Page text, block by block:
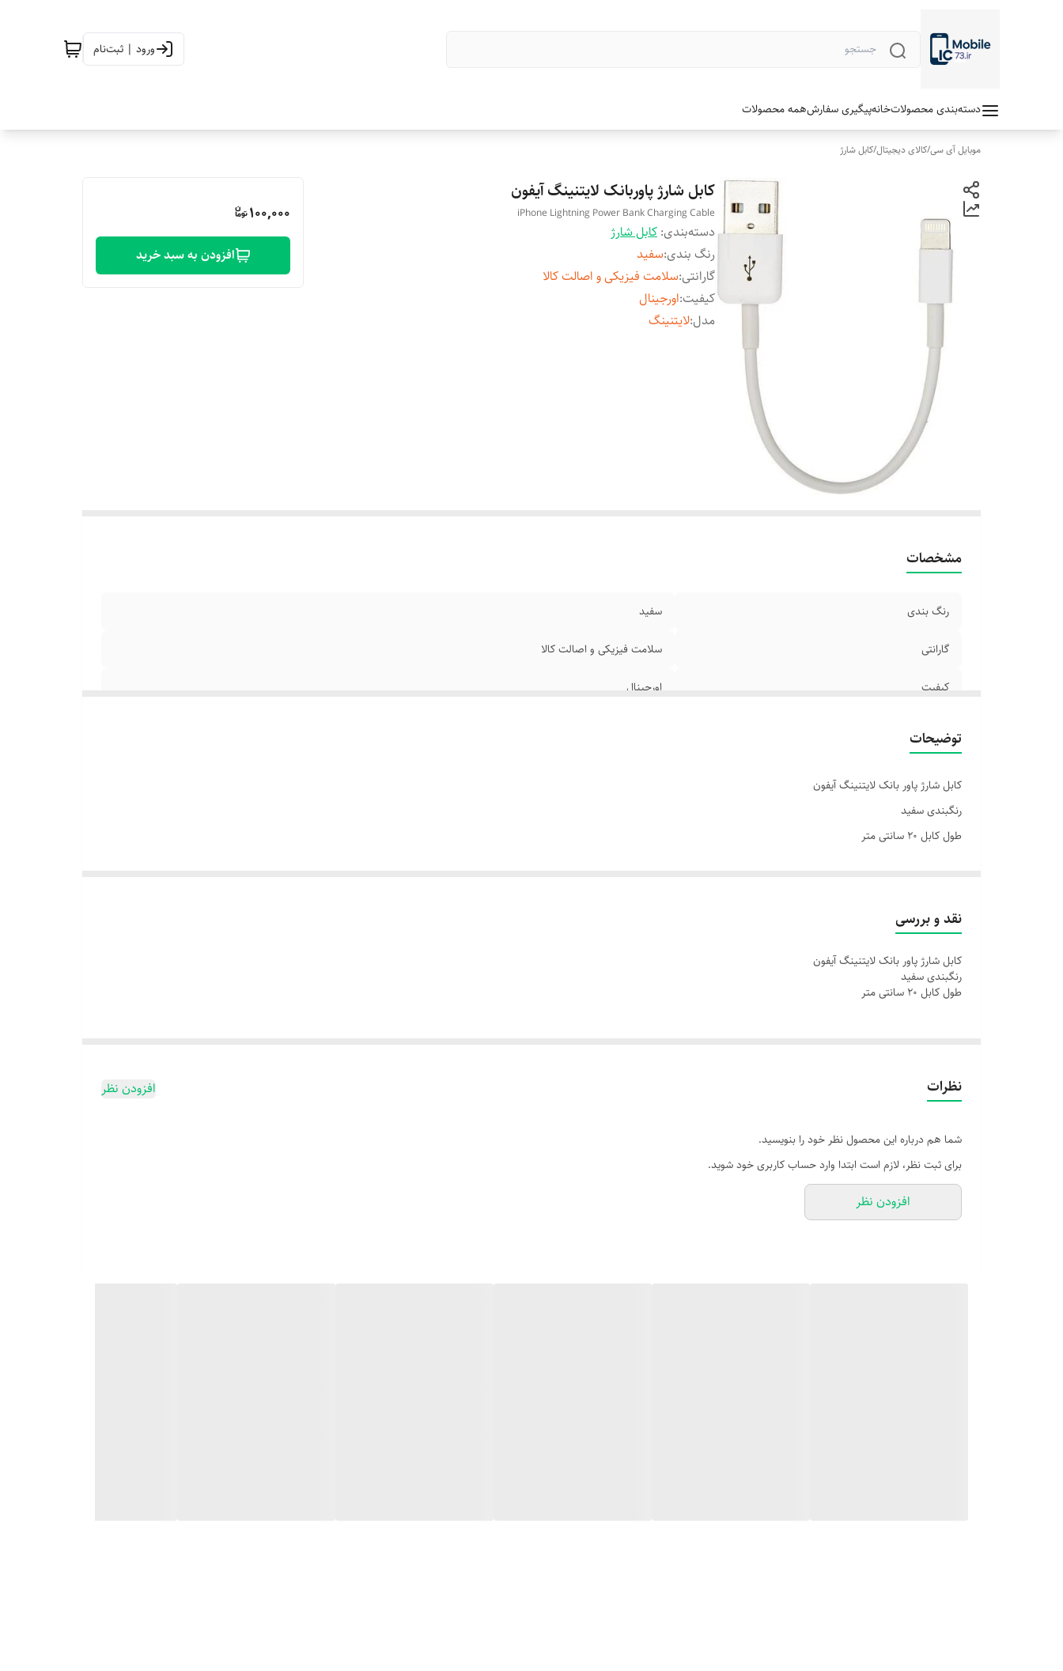
ورود | ثبت‌نام
دسته‌بندی محصولاتخانهپیگیری سفارشهمه محصولات
موبایل آی سی/کالای دیجیتال/کابل شارژ
کابل شارژ پاوربانک لایتنینگ آیفون
iPhone Lightning Power Bank Charging Cable
دسته‌بندی: کابل شارژ
رنگ بندی:سفید
گارانتی:سلامت فیزیکی و اصالت کالا
کیفیت:اورجینال
مدل:لایتنینگ
100,000
افزودن به سبد خرید
مشخصات
رنگ بندی سفید
گارانتی سلامت فیزیکی و اصالت کالا
کیفیت اورجینال
توضیحات
کابل شارژ پاور بانک لایتنینگ آیفون
رنگبندی سفید
طول کابل 20 سانتی متر
نقد و بررسی
کابل شارژ پاور بانک لایتنینگ آیفون
رنگبندی سفید
طول کابل 20 سانتی متر
نظرات افزودن نظر
شما هم درباره این محصول نظر خود را بنویسید.
برای ثبت نظر، لازم است ابتدا وارد حساب کاربری خود شوید.
افزودن نظر